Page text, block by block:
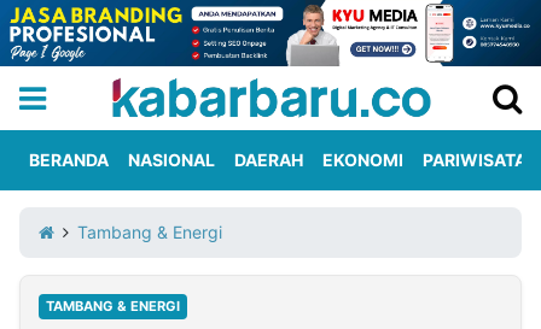
Iklan
Berita
Kami
BERANDA NASIONAL DAERAH EKONOMI PARIWISATA
Tambang & Energi
TAMBANG & ENERGI